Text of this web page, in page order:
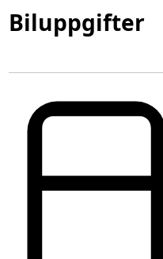
Biluppgifter